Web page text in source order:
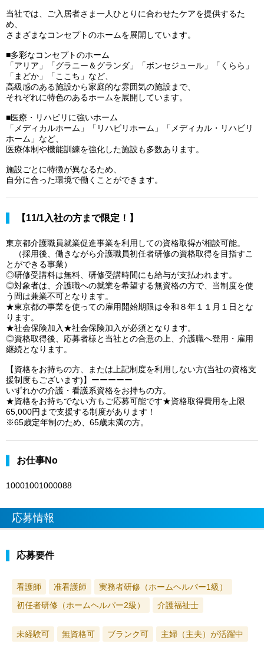
当社では、ご入居者さま一人ひとりに合わせたケアを提供するた
め、
さまざまなコンセプトのホームを展開しています。
■多彩なコンセプトのホーム
「アリア」「グラニー＆グランダ」「ボンセジュール」「くらら」
「まどか」「ここち」など、
高級感のある施設から家庭的な雰囲気の施設まで、
それぞれに特色のあるホームを展開しています。
■医療・リハビリに強いホーム
「メディカルホーム」「リハビリホーム」「メディカル・リハビリ
ホーム」など、
医療体制や機能訓練を強化した施設も多数あります。
施設ごとに特徴が異なるため、
自分に合った環境で働くことができます。
【11/1入社の方まで限定！】
東京都介護職員就業促進事業を利用しての資格取得が相談可能。
（採用後、働きながら介護職員初任者研修の資格取得を目指すこ
とができる事業）
◎研修受講料は無料、研修受講時間にも給与が支払われます。
◎対象者は、介護職への就業を希望する無資格の方で、当制度を使
う間は兼業不可となります。
★東京都の事業を使っての雇用開始期限は令和８年１１月１日とな
ります。
★社会保険加入★社会保険加入が必須となります。
◎資格取得後、応募者様と当社との合意の上、介護職へ登用・雇用
継続となります。
【資格をお持ちの方、または上記制度を利用しない方(当社の資格支
援制度もございます)】ーーーーー
いずれかの介護・看護系資格をお持ちの方。
★資格をお持ちでない方もご応募可能です★資格取得費用を上限
65,000円まで支援する制度があります！
※65歳定年制のため、65歳未満の方。
お仕事No
10001001000088
応募情報
応募要件
看護師 准看護師
実務者研修（ホームヘルパー1級）
初任者研修（ホームヘルパー2級）
介護福祉士
未経験可 無資格可 ブランク可 主婦（主夫）が活躍中